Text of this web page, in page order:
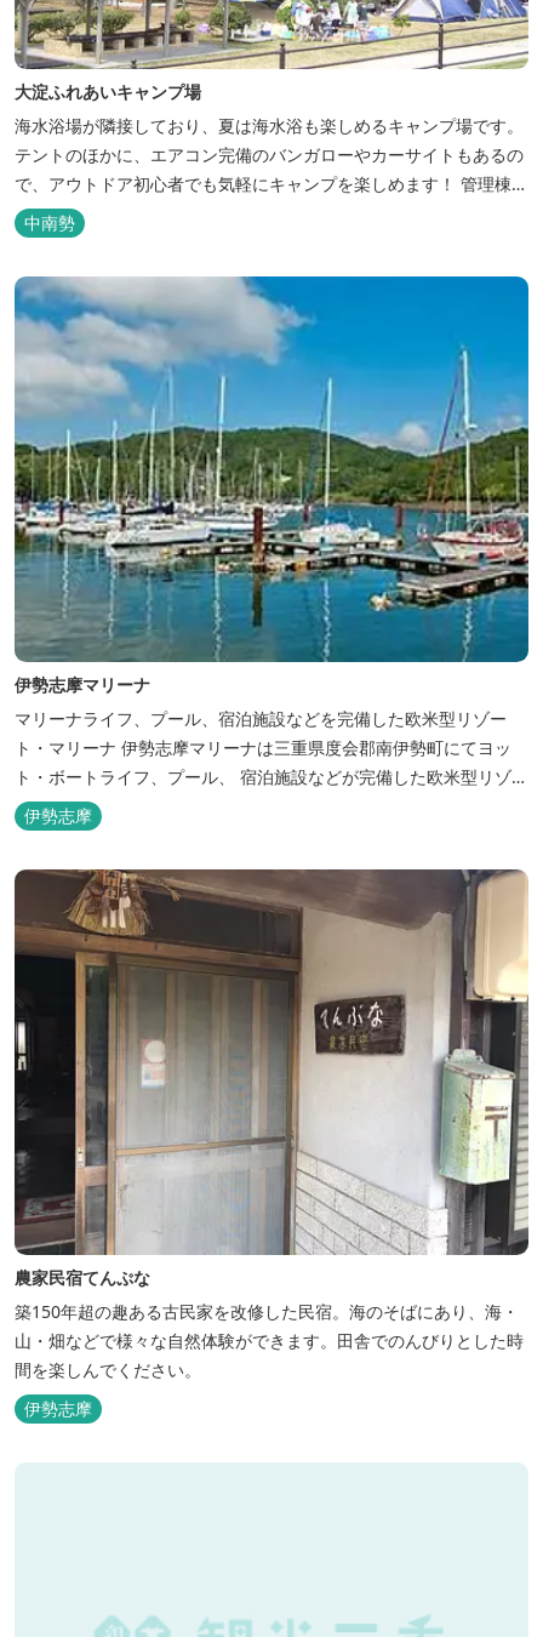
大淀ふれあいキャンプ場
海水浴場が隣接しており、夏は海水浴も楽しめるキャンプ場です。
テントのほかに、エアコン完備のバンガローやカーサイトもあるの
で、アウトドア初心者でも気軽にキャンプを楽しめます！ 管理棟、
水道、冷水シャワー、温水シャワー（有料）、共同休憩所、炊事
場、水洗トイレ、毛布（有料）、駐車場（宿泊の場合は無料、デイ
中南勢
伊勢志摩マリーナ
マリーナライフ、プール、宿泊施設などを完備した欧米型リゾー
ト・マリーナ 伊勢志摩マリーナは三重県度会郡南伊勢町にてヨッ
ト・ボートライフ、プール、 宿泊施設などが完備した欧米型リゾー
ト・マリーナの管理・運営を行っております。
伊勢志摩
農家民宿てんぷな
築150年超の趣ある古民家を改修した民宿。海のそばにあり、海・
山・畑などで様々な自然体験ができます。田舎でのんびりとした時
間を楽しんでください。
伊勢志摩